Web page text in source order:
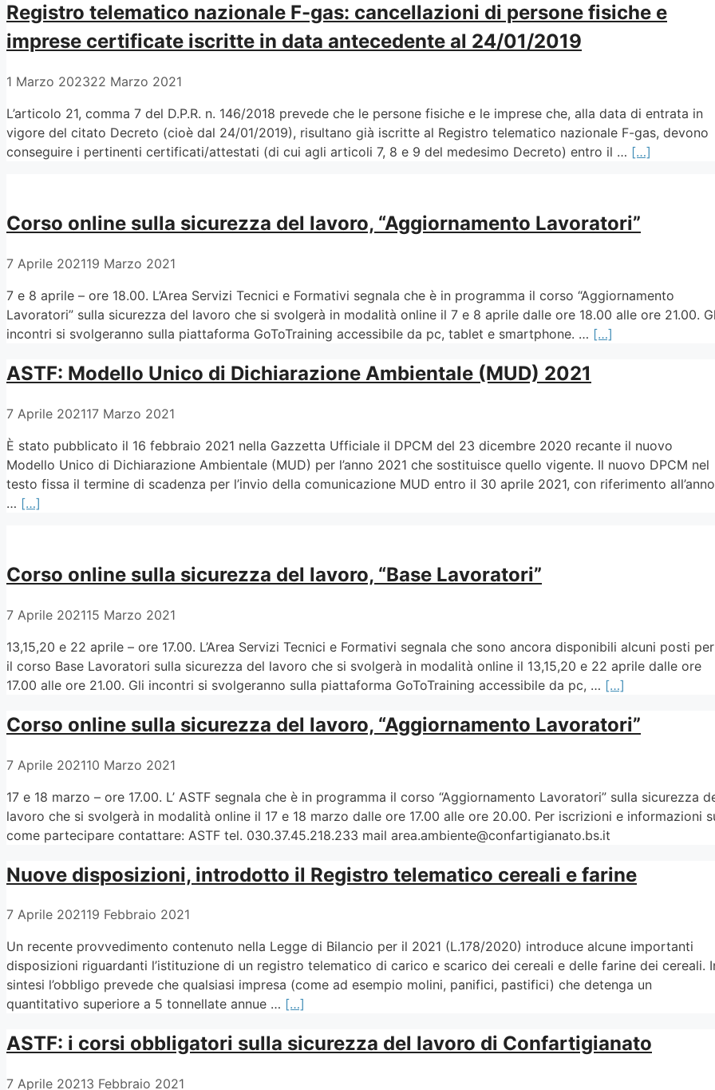
Registro telematico nazionale F-gas: cancellazioni di persone fisiche e
imprese certificate iscritte in data antecedente al 24/01/2019
1 Marzo 202322 Marzo 2021
L’articolo 21, comma 7 del D.P.R. n. 146/2018 prevede che le persone fisiche e le imprese che, alla data di entrata in
vigore del citato Decreto (cioè dal 24/01/2019), risultano già iscritte al Registro telematico nazionale F-gas, devono
conseguire i pertinenti certificati/attestati (di cui agli articoli 7, 8 e 9 del medesimo Decreto) entro il … […]
Corso online sulla sicurezza del lavoro, “Aggiornamento Lavoratori”
7 Aprile 202119 Marzo 2021
7 e 8 aprile – ore 18.00. L’Area Servizi Tecnici e Formativi segnala che è in programma il corso “Aggiornamento
Lavoratori” sulla sicurezza del lavoro che si svolgerà in modalità online il 7 e 8 aprile dalle ore 18.00 alle ore 21.00.
incontri si svolgeranno sulla piattaforma GoToTraining accessibile da pc, tablet e smartphone. … […]
ASTF: Modello Unico di Dichiarazione Ambientale (MUD) 2021
7 Aprile 202117 Marzo 2021
È stato pubblicato il 16 febbraio 2021 nella Gazzetta Ufficiale il DPCM del 23 dicembre 2020 recante il nuovo
Modello Unico di Dichiarazione Ambientale (MUD) per l’anno 2021 che sostituisce quello vigente. Il nuovo DPCM nel
testo fissa il termine di scadenza per l’invio della comunicazione MUD entro il 30 aprile 2021, con riferimento all’anno
… […]
Corso online sulla sicurezza del lavoro, “Base Lavoratori”
7 Aprile 202115 Marzo 2021
13,15,20 e 22 aprile – ore 17.00. L’Area Servizi Tecnici e Formativi segnala che sono ancora disponibili alcuni posti per
il corso Base Lavoratori sulla sicurezza del lavoro che si svolgerà in modalità online il 13,15,20 e 22 aprile dalle ore
17.00 alle ore 21.00. Gli incontri si svolgeranno sulla piattaforma GoToTraining accessibile da pc, … […]
Corso online sulla sicurezza del lavoro, “Aggiornamento Lavoratori”
7 Aprile 202110 Marzo 2021
17 e 18 marzo – ore 17.00. L’ ASTF segnala che è in programma il corso “Aggiornamento Lavoratori” sulla sicurezza
lavoro che si svolgerà in modalità online il 17 e 18 marzo dalle ore 17.00 alle ore 20.00. Per iscrizioni e informazioni
come partecipare contattare: ASTF tel. 030.37.45.218.233 mail area.ambiente@confartigianato.bs.it
Nuove disposizioni, introdotto il Registro telematico cereali e farine
7 Aprile 202119 Febbraio 2021
Un recente provvedimento contenuto nella Legge di Bilancio per il 2021 (L.178/2020) introduce alcune importanti
disposizioni riguardanti l’istituzione di un registro telematico di carico e scarico dei cereali e delle farine dei cereali.
sintesi l’obbligo prevede che qualsiasi impresa (come ad esempio molini, panifici, pastifici) che detenga un
quantitativo superiore a 5 tonnellate annue … […]
ASTF: i corsi obbligatori sulla sicurezza del lavoro di Confartigianato
7 Aprile 20213 Febbraio 2021